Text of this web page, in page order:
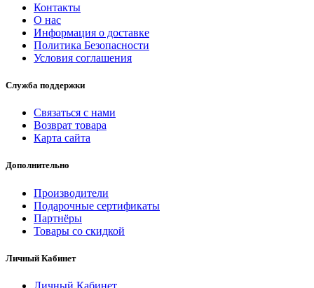
Контакты
О нас
Информация о доставке
Политика Безопасности
Условия соглашения
Служба поддержки
Связаться с нами
Возврат товара
Карта сайта
Дополнительно
Производители
Подарочные сертификаты
Партнёры
Товары со скидкой
Личный Кабинет
Личный Кабинет